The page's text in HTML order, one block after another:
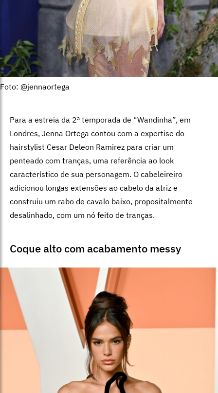
Foto: @jennaortega
Para a estreia da 2ª temporada de “Wandinha”, em
Londres, Jenna Ortega contou com a expertise do
hairstylist Cesar Deleon Ramirez para criar um
penteado com tranças, uma referência ao look
característico de sua personagem. O cabeleireiro
adicionou longas extensões ao cabelo da atriz e
construiu um rabo de cavalo baixo, propositalmente
desalinhado, com um nó feito de tranças.
Coque alto com acabamento messy